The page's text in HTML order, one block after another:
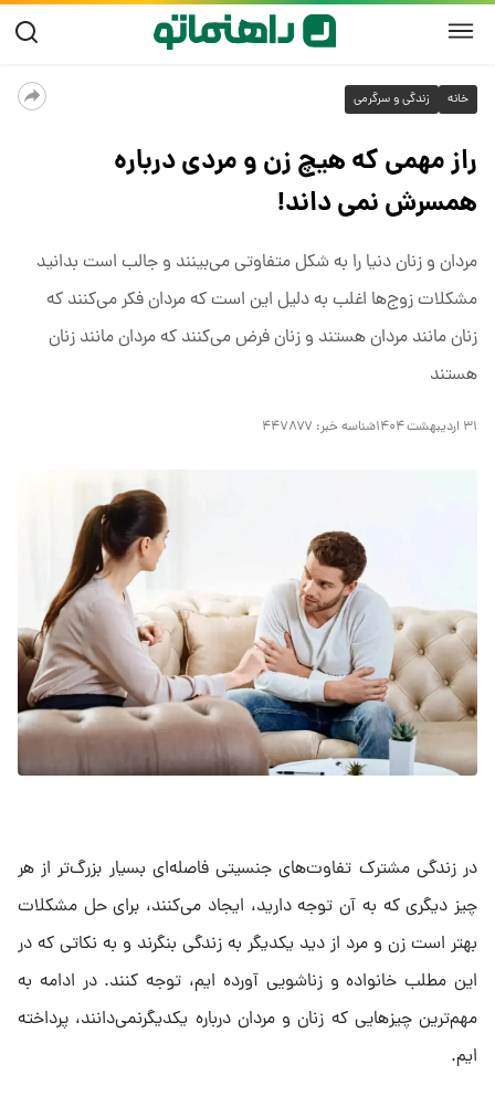
خانه زندگی و سرگرمی
راز مهمی که هیچ زن و مردی درباره
همسرش نمی داند!
مردان و زنان دنیا را به شکل متفاوتی می‌بینند و جالب است بدانید
مشکلات زوج‌ها اغلب به دلیل این است که مردان فکر می‌کنند که
زنان مانند مردان هستند و زنان فرض می‌کنند که مردان مانند زنان
هستند
۳۱ اردیبهشت ۱۴۰۴ شناسه خبر: ۴۴۷۸۷۷
در زندگی مشترک تفاوت‌های جنسیتی فاصله‌ای بسیار بزرگ‌تر از هر
چیز دیگری که به آن توجه دارید، ایجاد می‌کنند، برای حل مشکلات
بهتر است زن و مرد از دید یکدیگر به زندگی بنگرند و به نکاتی که در
این مطلب خانواده و زناشویی آورده ایم، توجه کنند. در ادامه به
مهم‌ترین چیز‌هایی که زنان و مردان درباره یکدیگرنمی‌دانند، پرداخته
ایم.